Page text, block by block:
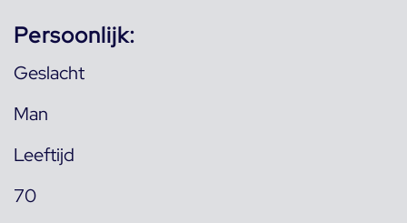
Persoonlijk:
Geslacht
Man
Leeftijd
70